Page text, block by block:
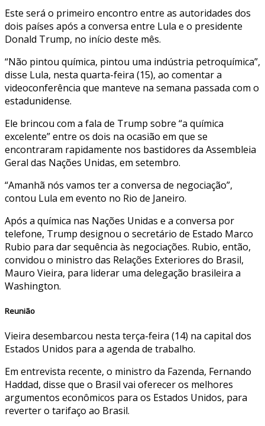
Este será o primeiro encontro entre as autoridades dos
dois países após a conversa entre Lula e o presidente
Donald Trump, no início deste mês.
“Não pintou química, pintou uma indústria petroquímica”,
disse Lula, nesta quarta-feira (15), ao comentar a
videoconferência que manteve na semana passada com o
estadunidense.
Ele brincou com a fala de Trump sobre “a química
excelente” entre os dois na ocasião em que se
encontraram rapidamente nos bastidores da Assembleia
Geral das Nações Unidas, em setembro.
“Amanhã nós vamos ter a conversa de negociação”,
contou Lula em evento no Rio de Janeiro.
Após a química nas Nações Unidas e a conversa por
telefone, Trump designou o secretário de Estado Marco
Rubio para dar sequência às negociações. Rubio, então,
convidou o ministro das Relações Exteriores do Brasil,
Mauro Vieira, para liderar uma delegação brasileira a
Washington.
Reunião
Vieira desembarcou nesta terça-feira (14) na capital dos
Estados Unidos para a agenda de trabalho.
Em entrevista recente, o ministro da Fazenda, Fernando
Haddad, disse que o Brasil vai oferecer os melhores
argumentos econômicos para os Estados Unidos, para
reverter o tarifaço ao Brasil.